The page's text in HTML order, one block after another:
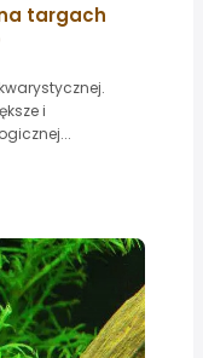
targach
i